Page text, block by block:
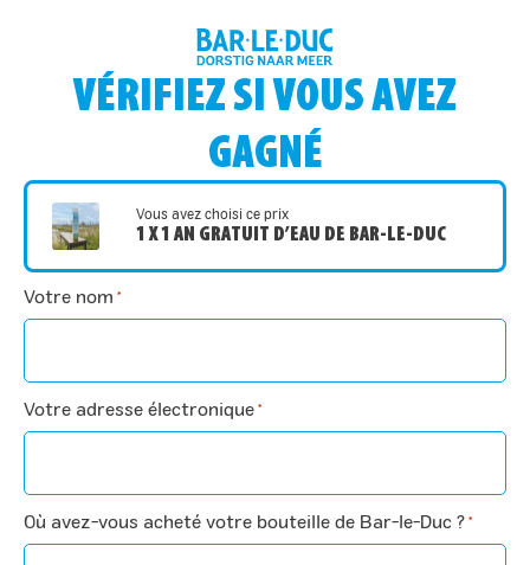
VÉRIFIEZ SI VOUS AVEZ
GAGNÉ
Vous avez choisi ce prix
1 X 1 AN GRATUIT D’EAU DE BAR-LE-DUC
Votre nom *
Votre adresse électronique *
Où avez-vous acheté votre bouteille de Bar-le-Duc ? *